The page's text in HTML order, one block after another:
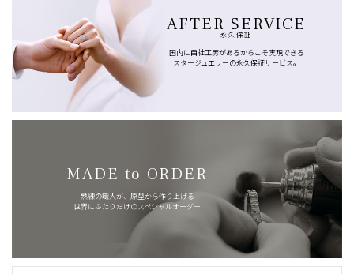
AFTER SERVICE
永久保証
国内に自社工房があるからこそ実現できる
スタージュエリーの永久保証サービス。
MADE to ORDER
熟練の職人が、原型から作り上げる
世界にふたりだけのスペシャルオーダー